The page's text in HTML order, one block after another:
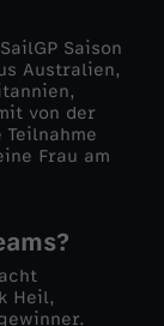
Saison
Australien,
von der
Frau am
Heil,